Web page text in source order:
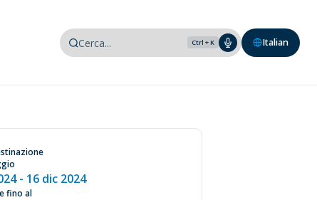
Ctrl + K Italian
- 16 dic 2024
fino al